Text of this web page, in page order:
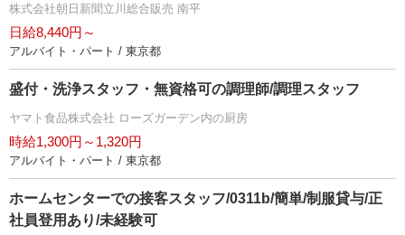
株式会社朝日新聞立川総合販売 南平
日給8,440円～
アルバイト・パート / 東京都
盛付・洗浄スタッフ・無資格可の調理師/調理スタッフ
ヤマト食品株式会社 ローズガーデン内の厨房
時給1,300円～1,320円
アルバイト・パート / 東京都
ホームセンターでの接客スタッフ/0311b/簡単/制服貸与/正
社員登用あり/未経験可